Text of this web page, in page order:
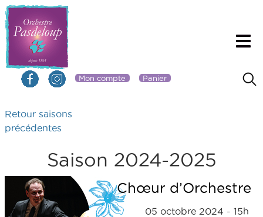
Mon compte Panier
Retour saisons
précédentes
Saison 2024-2025
Chœur d’Orchestre
05 octobre 2024 - 15h